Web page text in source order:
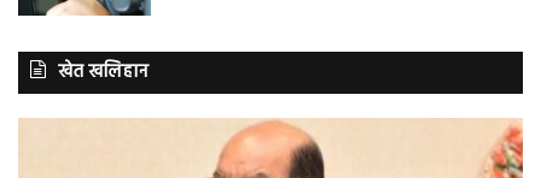
खेत खलिहान